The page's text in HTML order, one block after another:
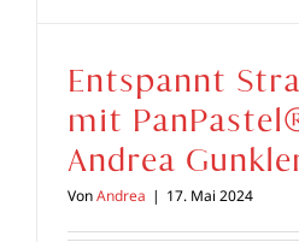
Entspannt
mit
Andrea
VonAndrea | 17. Mai 2024